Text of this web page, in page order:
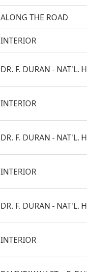
ALONG THE ROAD
INTERIOR
DR. F. DURAN - NAT'L.
INTERIOR
DR. F. DURAN - NAT'L.
INTERIOR
DR. F. DURAN - NAT'L.
INTERIOR